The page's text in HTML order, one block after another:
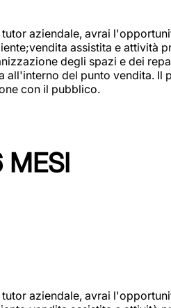
aziendale, avrai
assistita e attività
degli spazi e dei
del punto vendita.
con il pubblico.
MESI
aziendale, avrai